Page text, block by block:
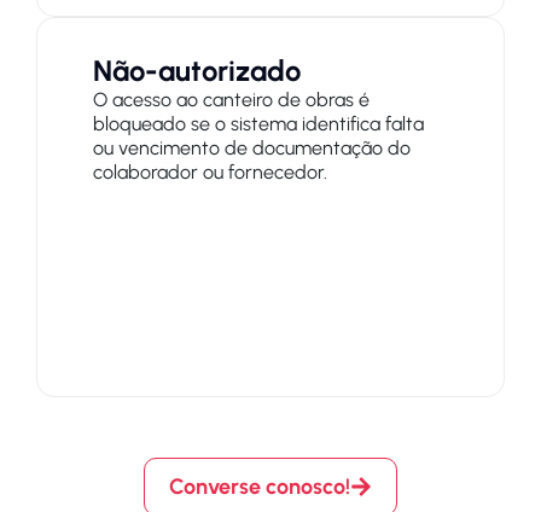
Não-autorizado
O acesso ao canteiro de obras é
bloqueado se o sistema identifica falta
ou vencimento de documentação do
colaborador ou fornecedor.
Converse conosco!